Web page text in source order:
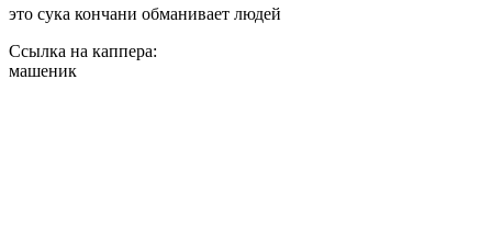
это сука кончани обманивает людей
Ссылка на каппера:
машеник